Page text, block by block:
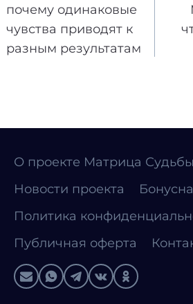
почему одинаковые
чувства приводят к
разным результатам
О проекте Матрица
Новости проекта
Политика
Публичная оферта